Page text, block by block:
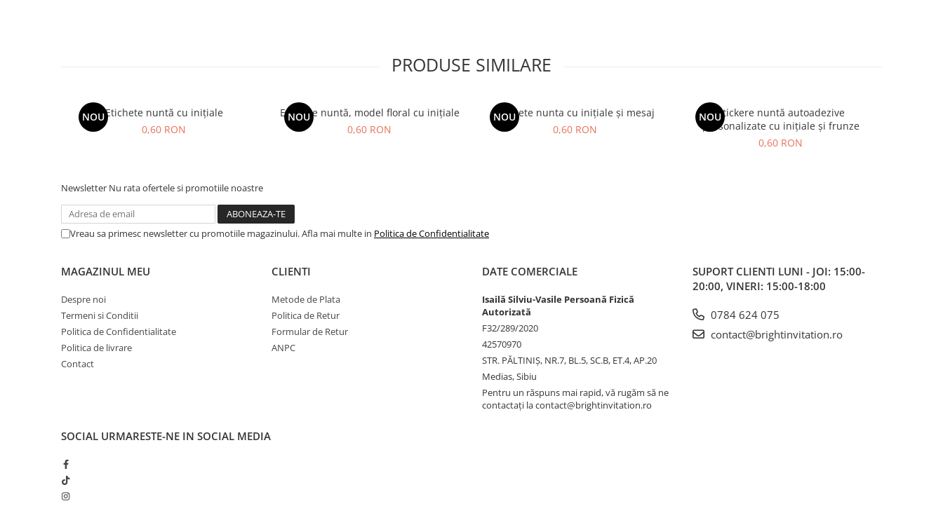
PRODUSE SIMILARE
NOUEtichete nuntă cu inițiale
0,60 RON
NOU
Etichete nuntă, model floral cu inițiale
0,60 RON
NOU
Etichete nunta cu inițiale și mesaj
0,60 RON
NOUStickere nuntă autoadezive
personalizate cu inițiale și frunze
0,60 RON
Newsletter Nu rata ofertele si promotiile noastre
Vreau sa primesc newsletter cu promotiile magazinului. Afla mai multe in Politica de Confidentialitate
MAGAZINUL MEU
Despre noi
Termeni si Conditii
Politica de Confidentialitate
Politica de livrare
Contact
CLIENTI
Metode de Plata
Politica de Retur
Formular de Retur
ANPC
DATE COMERCIALE
Isailă Silviu-Vasile Persoană Fizică
Autorizată
F32/289/2020
42570970
STR. PĂLTINIŞ, NR.7, BL.5, SC.B, ET.4, AP.20
Medias, Sibiu
Pentru un răspuns mai rapid, vă rugăm să ne
contactați la contact@brightinvitation.ro
SUPORT CLIENTI LUNI - JOI: 15:00-
20:00, VINERI: 15:00-18:00
0784 624 075
contact@brightinvitation.ro
SOCIAL URMARESTE-NE IN SOCIAL MEDIA